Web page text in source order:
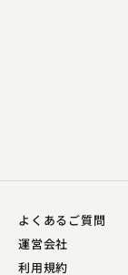
よくあるご質問
運営会社
利用規約